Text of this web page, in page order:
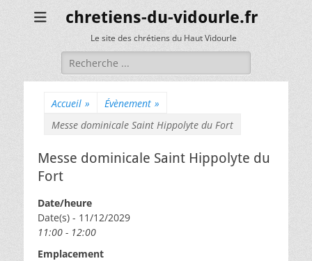
chretiens-du-vidourle.fr
Le site des chrétiens du Haut Vidourle
Rechercher :
Accueil » Évènement »
Messe dominicale Saint Hippolyte du Fort
Messe dominicale Saint Hippolyte du
Fort
Date/heure
Date(s) - 11/12/2029
11:00 - 12:00
Emplacement